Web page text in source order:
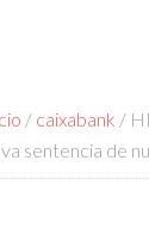
/ caixabank /
sentencia de